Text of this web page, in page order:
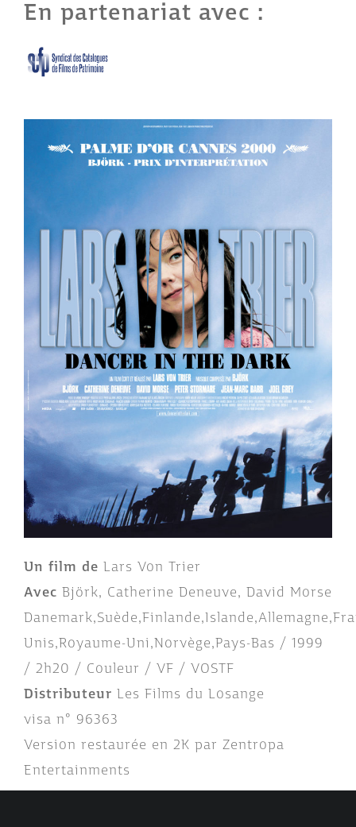
En partenariat avec :
Un film de Lars Von Trier
Avec Björk, Catherine Deneuve, David Morse
Unis,Royaume-Uni,Norvège,Pays-Bas / 1999
/ 2h20 / Couleur / VF / VOSTF
Distributeur Les Films du Losange
visa n° 96363
Version restaurée en 2K par Zentropa
Entertainments